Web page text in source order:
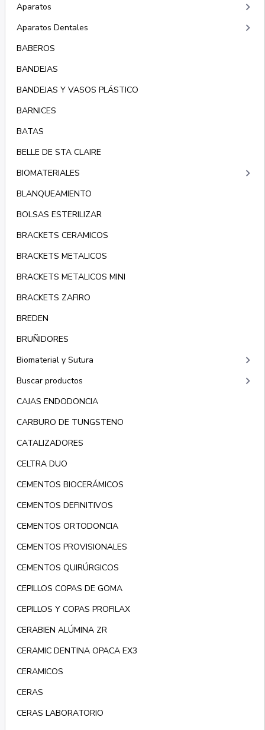
Aparatos keyboard_arrow_right
Aparatos Dentales keyboard_arrow_right
BABEROS
BANDEJAS
BANDEJAS Y VASOS PLÁSTICO
BARNICES
BATAS
BELLE DE STA CLAIRE
BIOMATERIALES
keyboard_arrow_right
BLANQUEAMIENTO
BOLSAS ESTERILIZAR
BRACKETS CERAMICOS
BRACKETS METALICOS
BRACKETS METALICOS MINI
BRACKETS ZAFIRO
BREDEN
BRUÑIDORES
Biomaterial y Sutura
keyboard_arrow_right
Buscar productos keyboard_arrow_right
CAJAS ENDODONCIA
CARBURO DE TUNGSTENO
CATALIZADORES
CELTRA DUO
CEMENTOS BIOCERÁMICOS
CEMENTOS DEFINITIVOS
CEMENTOS ORTODONCIA
CEMENTOS PROVISIONALES
CEMENTOS QUIRÚRGICOS
CEPILLOS COPAS DE GOMA
CEPILLOS Y COPAS PROFILAX
CERABIEN ALÚMINA ZR
CERAMIC DENTINA OPACA EX3
CERAMICOS
CERAS
CERAS LABORATORIO